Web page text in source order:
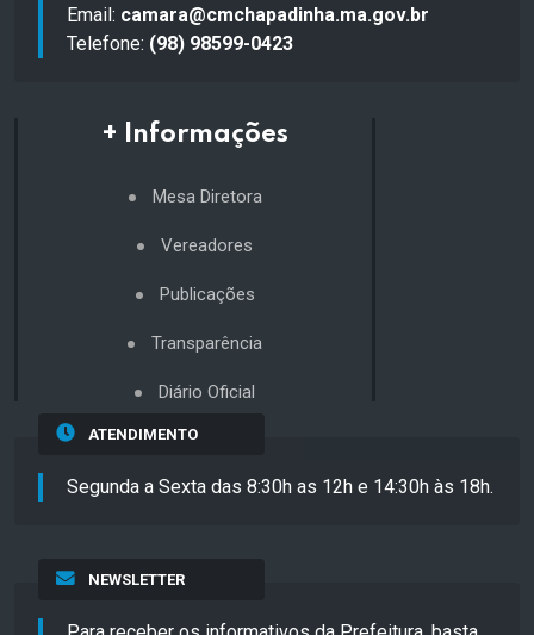
Email: camara@cmchapadinha.ma.gov.br
Telefone: (98) 98599-0423
+ Informações
Mesa Diretora
Vereadores
Publicações
Transparência
Diário Oficial
ATENDIMENTO
Segunda a Sexta das 8:30h as 12h e 14:30h às 18h.
NEWSLETTER